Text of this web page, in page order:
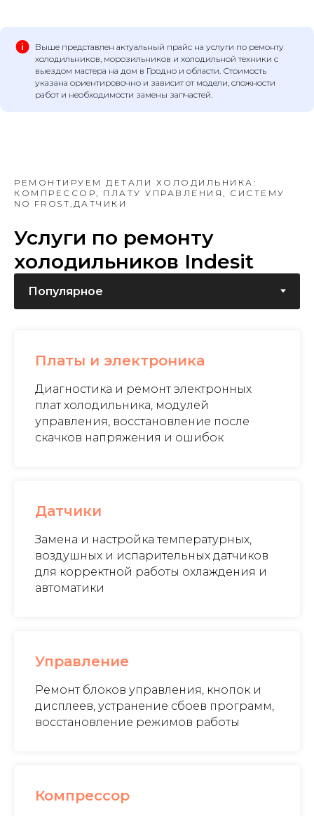
Выше представлен актуальный прайс на услуги по ремонту
холодильников, морозильников и холодильной техники с
выездом мастера на дом в Гродно и области. Стоимость
указана ориентировочно и зависит от модели, сложности
работ и необходимости замены запчастей.
РЕМОНТИРУЕМ ДЕТАЛИ ХОЛОДИЛЬНИКА:
КОМПРЕССОР, ПЛАТУ УПРАВЛЕНИЯ, СИСТЕМУ
NO FROST,ДАТЧИКИ
Услуги по ремонту
холодильников Indesit
Платы и электроника
Диагностика и ремонт электронных
плат холодильника, модулей
управления, восстановление после
скачков напряжения и ошибок
Датчики
Замена и настройка температурных,
воздушных и испарительных датчиков
для корректной работы охлаждения и
автоматики
Управление
Ремонт блоков управления, кнопок и
дисплеев, устранение сбоев программ,
восстановление режимов работы
Компрессор